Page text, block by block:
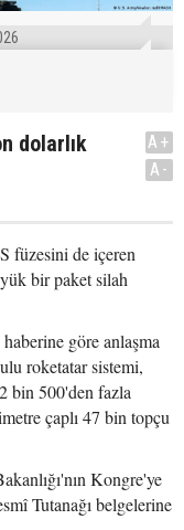
dolarlık
A+
A-
füzesini de içeren
bir paket silah
göre anlaşma
roketatar sistemi,
bin 500'den fazla
çaplı 47 bin topçu
Kongre'ye
Tutanağı belgelerine